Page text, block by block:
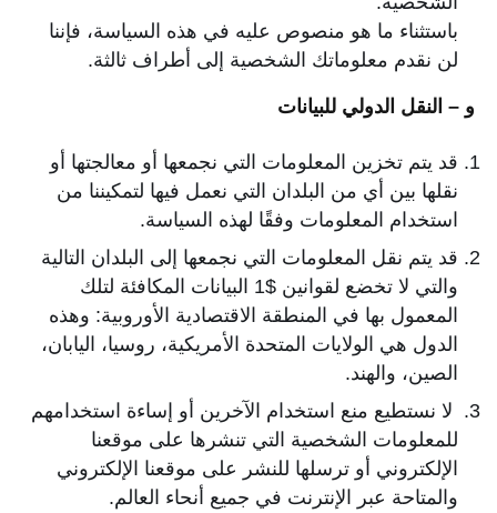
باستثناء ما هو منصوص عليه في هذه السياسة، فإننا
لن نقدم معلوماتك الشخصية إلى أطراف ثالثة.
و – النقل الدولي للبيانات
قد يتم تخزين المعلومات التي نجمعها أو معالجتها أو
نقلها بين أي من البلدان التي نعمل فيها لتمكيننا من
استخدام المعلومات وفقًا لهذه السياسة.
قد يتم نقل المعلومات التي نجمعها إلى البلدان التالية
والتي لا تخضع لقوانين $1 البيانات المكافئة لتلك
المعمول بها في المنطقة الاقتصادية الأوروبية: وهذه
الدول هي الولايات المتحدة الأمريكية، روسيا، اليابان،
الصين، والهند.
لا نستطيع منع استخدام الآخرين أو إساءة استخدامهم
للمعلومات الشخصية التي تنشرها على موقعنا
الإلكتروني أو ترسلها للنشر على موقعنا الإلكتروني
والمتاحة عبر الإنترنت في جميع أنحاء العالم.